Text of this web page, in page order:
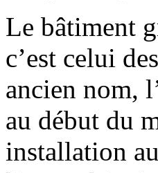
Le bâtiment
c’est celui
ancien nom,
au début du
installation